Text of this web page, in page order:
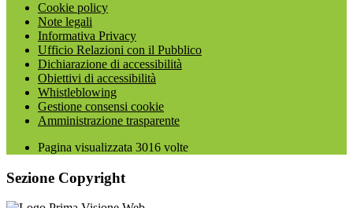
Cookie policy
Note legali
Informativa Privacy
Ufficio Relazioni con il Pubblico
Dichiarazione di accessibilità
Obiettivi di accessibilità
Whistleblowing
Gestione consensi cookie
Amministrazione trasparente
Pagina visualizzata 3016 volte
Sezione Copyright